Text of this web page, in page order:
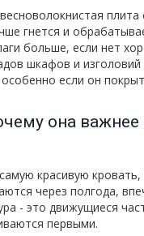
плита
гнется и
больше, если нет
шкафов и
если он
она
красивую кровать,
через полгода,
- это движущиеся
первыми.